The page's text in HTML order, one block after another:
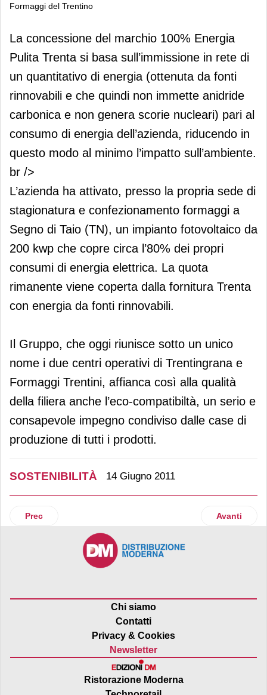
Formaggi del Trentino
Certificazione “100% Energia Pulita
Trenta” per il Gruppo Formaggi del
Trentino
La concessione del marchio 100% Energia
Pulita Trenta si basa sull’immissione in rete di
un quantitativo di energia (ottenuta da fonti
rinnovabili e che quindi non immette anidride
carbonica e non genera scorie nucleari) pari al
consumo di energia dell’azienda, riducendo in
questo modo al minimo l’impatto sull’ambiente.
br />
L’azienda ha attivato, presso la propria sede di
stagionatura e confezionamento formaggi a
Segno di Taio (TN), un impianto fotovoltaico da
200 kwp che copre circa l’80% dei propri
consumi di energia elettrica. La quota
rimanente viene coperta dalla fornitura Trenta
con energia da fonti rinnovabili.
Il Gruppo, che oggi riunisce sotto un unico
nome i due centri operativi di Trentingrana e
Formaggi Trentini, affianca così alla qualità
della filiera anche l’eco-compatibiltà, un serio e
consapevole impegno condiviso dalle case di
produzione di tutti i prodotti.
SOSTENIBILITÀ 14 Giugno 2011
Articolo precedente: PepsiCo ottiene la certificazione
Prec Articolo
Avanti
Chi siamo
Contatti
Privacy & Cookies
Newsletter
Ristorazione Moderna